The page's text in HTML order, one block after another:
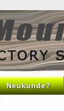
Neukunde?